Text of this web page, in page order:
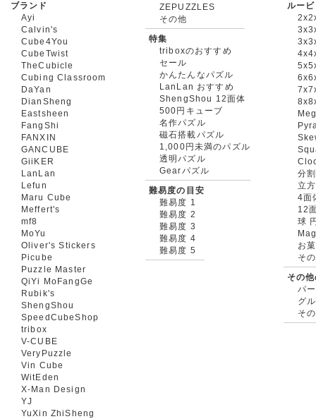
ブランド
Ayi
Calvin's
Cube4You
CubeTwist
TheCubicle
Cubing Classroom
DaYan
DianSheng
Eastsheen
FangShi
FANXIN
GANCUBE
GiiKER
LanLan
Lefun
Maru Cube
Meffert's
mf8
MoYu
Oliver's Stickers
Picube
Puzzle Master
QiYi MoFangGe
Rubik's
ShengShou
SpeedCubeShop
tribox
V-CUBE
VeryPuzzle
Vin Cube
WitEden
X-Man Design
YJ
YuXin ZhiSheng
ZEPUZZLES
その他
特集
triboxのおすすめ
セール
かんたんなパズル
LanLan おすすめ
ShengShou 12面体
500円キューブ
名作パズル
磁石搭載パズル
1,000円未満のパズル
透明パズル
Gearパズル
難易度の目安
難易度 1
難易度 2
難易度 3
難易度 4
難易度 5
ルー
分
立
4面
12
球
お
そ
その
パ
グ
そ